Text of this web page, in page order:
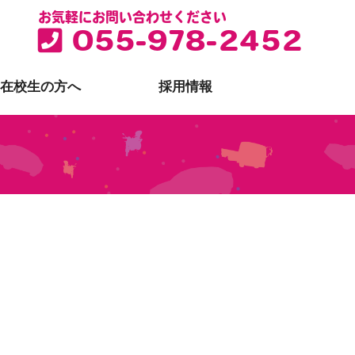
お気軽にお問い合わせください
055-978-2452
在校生の方へ 採用情報